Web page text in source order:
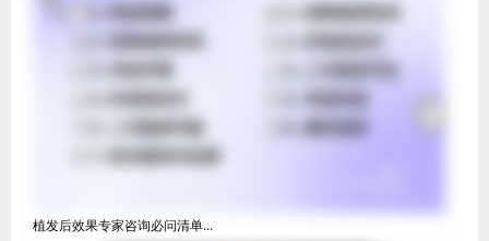
植发后效果专家咨询必问清单...